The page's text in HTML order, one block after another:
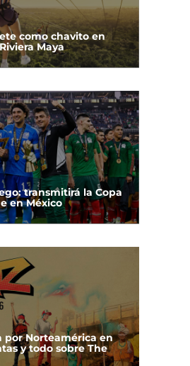
como chavito en
Maya
transmitirá la Copa
en México
por Norteamérica en
y todo sobre The